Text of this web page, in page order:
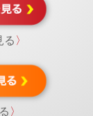
る 〉
〉